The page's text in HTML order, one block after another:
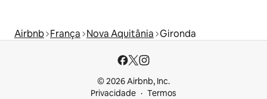
Airbnb França Nova Aquitânia Gironda
© 2026 Airbnb, Inc.
Privacidade
Termos